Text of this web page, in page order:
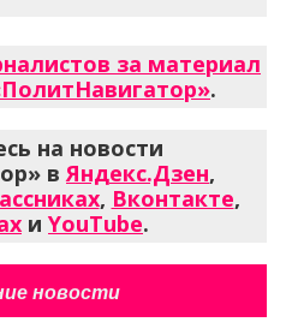
за материал
.
на новости
вЯндекс.Дзен,
, Вконтакте,
и YouTube.
новости